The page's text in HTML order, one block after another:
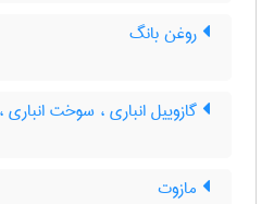
روغن بانگ
گازوییل انباری ، سوخت انباری
مازوت